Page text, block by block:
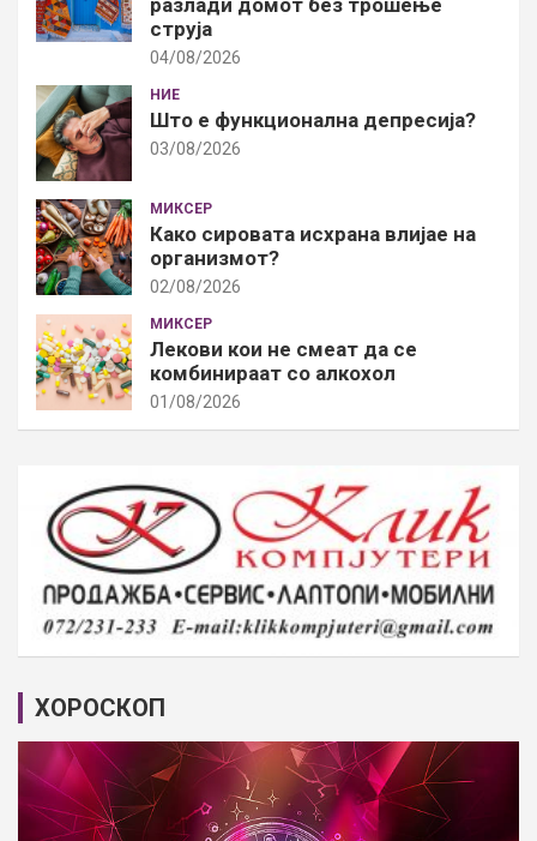
струја
04/08/2026
НИЕ
Што е функционална депресија?
03/08/2026
МИКСЕР
Како сировата исхрана влијае на
организмот?
02/08/2026
МИКСЕР
Лекови кои не смеат да се
комбинираат со алкохол
01/08/2026
ХОРОСКОП